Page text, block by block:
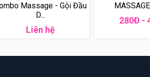
Massage - Gội Đầu
D...
Liên hệ
280Đ -